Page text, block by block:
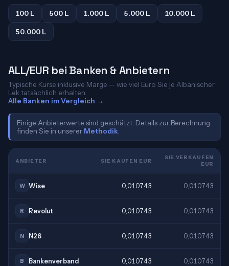
100 L 500 L 1.000 L 5.000 L
10.000 L
50.000 L
ALL/EUR bei Banken & Anbietern
Typische Kurse inklusive Marge — wie viel Euro Sie je Albanischer
Lek tatsächlich erhalten.
Alle Banken im Vergleich →
Einige Anbieterwerte sind geschätzt. Details zur Berechnung
finden Sie in unserer Methodik
ANBIETER SIE KAUFEN EUR
SIE VERKAUFEN
EUR
W Wise 0,010743 0,010743
R Revolut 0,010743 0,010743
N N26 0,010743 0,010743
B Bankenverband 0,010743 0,010743